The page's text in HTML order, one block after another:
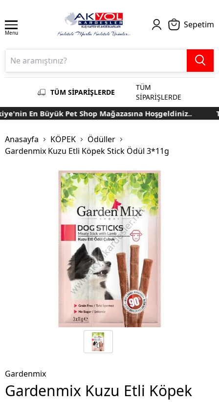
Menu
Sepetim
TÜM SİPARİŞLERDE
TÜM
SİPARİŞLERDE
En Büyük Pet Shop Mağazasına Hoşgeldiniz..
Anasayfa KÖPEK
Ödüller
Gardenmix Kuzu Etli Köpek Stick Ödül 3*11g
Gardenmix
Gardenmix Kuzu Etli Köpek